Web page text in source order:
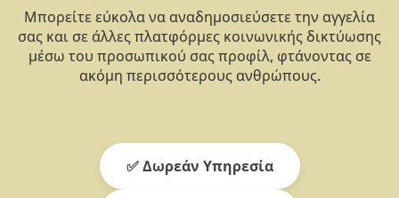
Μπορείτε εύκολα να αναδημοσιεύσετε την αγγελία
σας και σε άλλες πλατφόρμες κοινωνικής δικτύωσης
μέσω του προσωπικού σας προφίλ, φτάνοντας σε
ακόμη περισσότερους ανθρώπους.
✅ Δωρεάν Υπηρεσία